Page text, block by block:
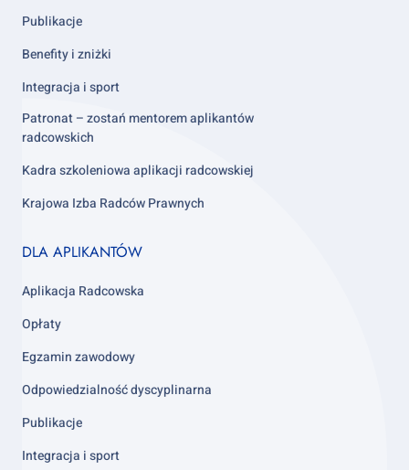
Publikacje
Benefity i zniżki
Integracja i sport
Patronat – zostań mentorem aplikantów
radcowskich
Kadra szkoleniowa aplikacji radcowskiej
Krajowa Izba Radców Prawnych
Footer
3
DLA APLIKANTÓW
Aplikacja Radcowska
Opłaty
Egzamin zawodowy
Odpowiedzialność dyscyplinarna
Publikacje
Integracja i sport